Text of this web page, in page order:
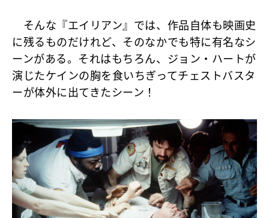
そんな『エイリアン』では、作品自体も映画史
に残るものだけれど、そのなかでも特に有名なシ
ーンがある。それはもちろん、ジョン・ハートが
演じたケインの胸を食いちぎってチェストバスタ
ーが体外に出てきたシーン！